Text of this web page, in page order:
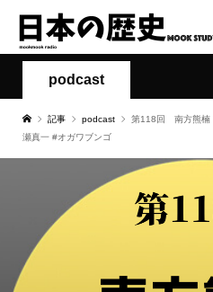
podcast
記事 podcast
第118回 南方熊
瀬真一 #オガワブンゴ